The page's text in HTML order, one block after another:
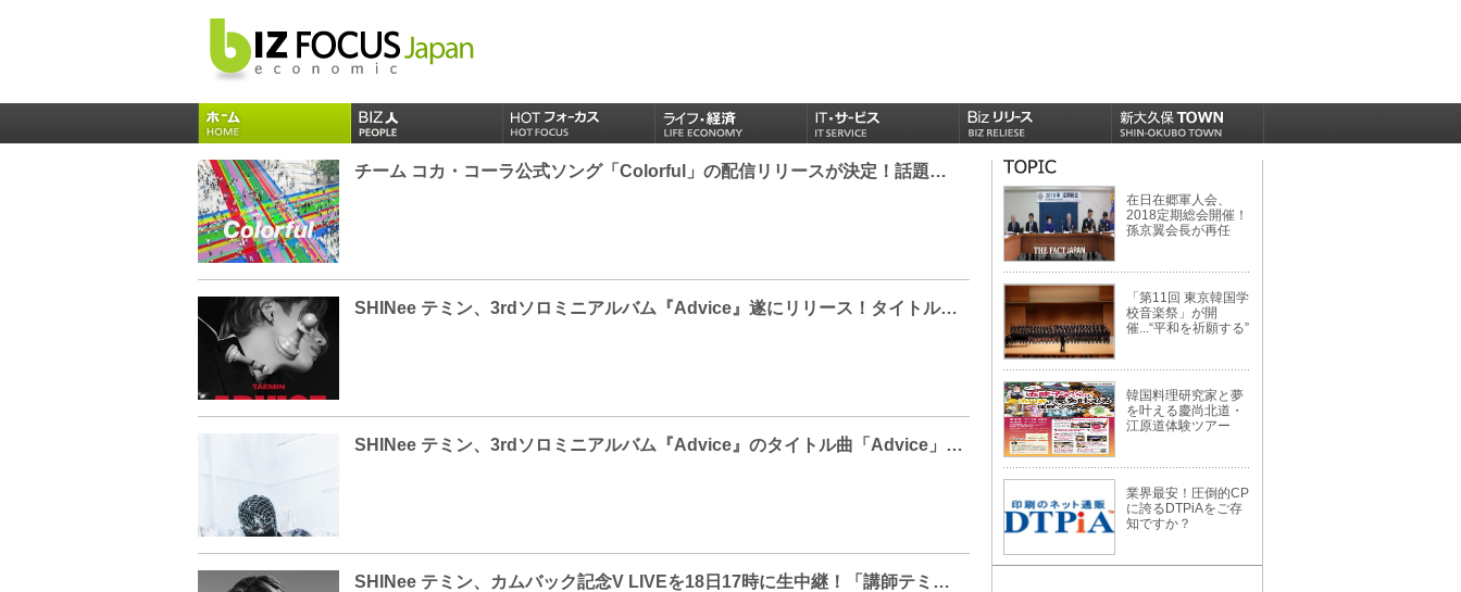
チーム コカ・コーラ公式ソング「Colorful」の配信リリースが決定！話題のTVCMソングに世界中から豪華14組のアーティストがコラボレーション！
SHINee テミン、3rdソロミニアルバム『Advice』遂にリリース！タイトル曲「Advice」のMVも公開！リリースを記念してLINE MUSIC再生キャンペーンもスタート！
SHINee テミン、3rdソロミニアルバム『Advice』のタイトル曲「Advice」のMVティーザー映像が今夜12時に公開!
SHINee テミン、カムバック記念V LIVEを18日17時に生中継！「講師テミン」のニューアルバム『Advice』特別授業を予告！
在日在郷軍人会、
2018定期総会開催！
孫京翼会長が再任
「第11回 東京韓国学
校音楽祭」が開
催...“平和を祈願する”
韓国料理研究家と夢
を叶える慶尚北道・
江原道体験ツアー
業界最安！圧倒的CP
に誇るDTPiAをご存
知ですか？